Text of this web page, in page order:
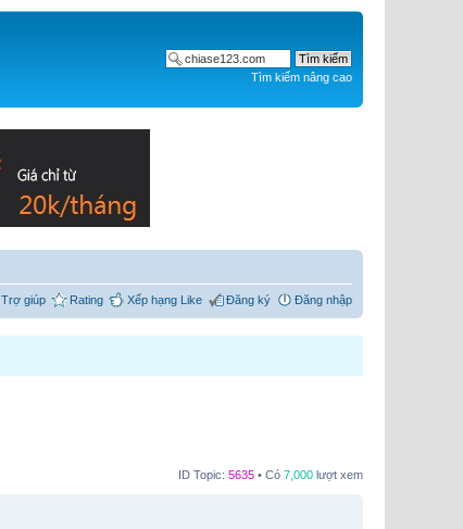
Tìm kiếm nâng cao
Trợ giúp Rating Xếp hạng Like Đăng ký Đăng nhập
ID Topic: 5635 • Có 7,000 lượt xem